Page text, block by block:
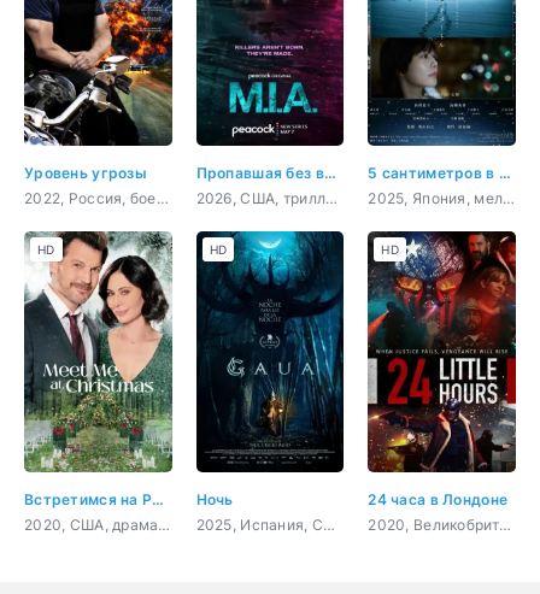
Уровень угрозы
2022, Россия, боевик, детектив, драма, криминал
Пропавшая без вести
2026, США, триллер, криминал, драма
5 сантиметров в секунду
2025, Япония, мелодрама, драма
Встретимся на Рождество
2020, США, драма, мелодрама
HD
Ночь
2025, Испания, США, ужасы, фэнтези
HD
24 часа в Лондоне
2020, Великобритания, боевик, триллер, драма, криминал
HD